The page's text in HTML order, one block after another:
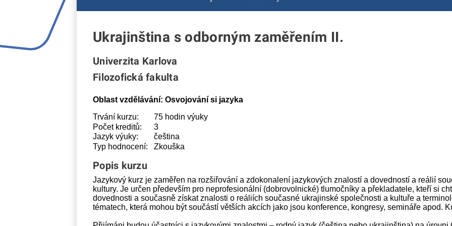
Ukrajinština s odborným zaměřením II.
Univerzita Karlova
Filozofická fakulta
Oblast vzdělávání: Osvojování si jazyka
Trvání kurzu:
75 hodin výuky
Počet kreditů:
3
Jazyk výuky:
čeština
Typ hodnocení:
Zkouška
Popis kurzu
Jazykový kurz je zaměřen na rozšiřování a zdokonalení jazykových znalostí a dovedností a reálií
kultury. Je určen především pro neprofesionální (dobrovolnické) tlumočníky a překladatele, kteří si
dovednosti a současně získat znalosti o reáliích současné ukrajinské společnosti a kultuře a
tématech, která mohou být součástí větších akcích jako jsou konference, kongresy, semináře apod.